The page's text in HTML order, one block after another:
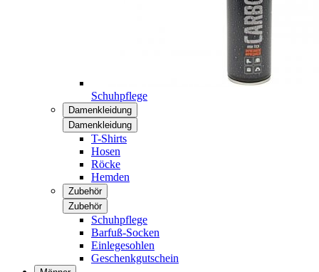
Schuhpflege
Damenkleidung
Damenkleidung
T-Shirts
Hosen
Röcke
Hemden
Zubehör
Zubehör
Schuhpflege
Barfuß-Socken
Einlegesohlen
Geschenkgutschein